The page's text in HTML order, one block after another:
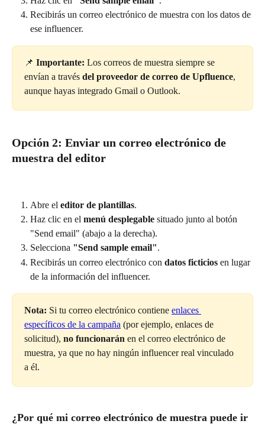
Recibirás un correo electrónico de muestra con los datos de
ese influencer.
📌 Importante: Los correos de muestra siempre se
envían a través del proveedor de correo de Upfluence,
aunque hayas integrado Gmail o Outlook.
Opción 2: Enviar un correo electrónico de
muestra del editor
Abre el editor de plantillas.
Haz clic en el menú desplegable situado junto al botón
"Send email" (abajo a la derecha).
Selecciona "Send sample email".
Recibirás un correo electrónico con datos ficticios en lugar
de la información del influencer.
Nota: Si tu correo electrónico contiene enlaces
específicos de la campaña (por ejemplo, enlaces de
solicitud), no funcionarán en el correo electrónico de
muestra, ya que no hay ningún influencer real vinculado
a él.
¿Por qué mi correo electrónico de muestra puede ir